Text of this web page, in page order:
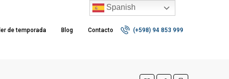
de temporada Blog Contacto (+598) 94 853 999
Spanish